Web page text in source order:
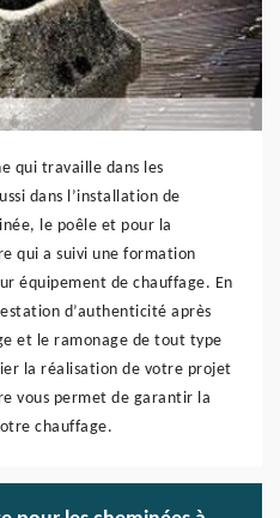
qui travaille dans les
dans l’installation de
le poêle et pour la
qui a suivi une formation
équipement de chauffage. En
d’authenticité après
et le ramonage de tout type
la réalisation de votre projet
vous permet de garantir la
chauffage.